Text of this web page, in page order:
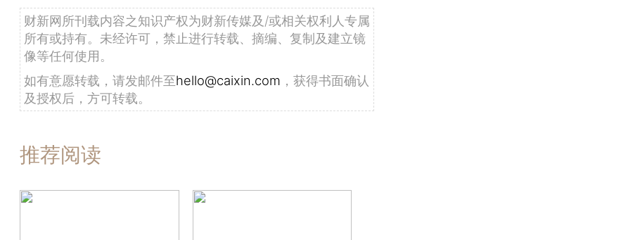
财新网所刊载内容之知识产权为财新传媒及/或相关权利人专属
所有或持有。未经许可，禁止进行转载、摘编、复制及建立镜
像等任何使用。
如有意愿转载，请发邮件至hello@caixin.com ，获得书面确认
及授权后，方可转载。
推荐阅读